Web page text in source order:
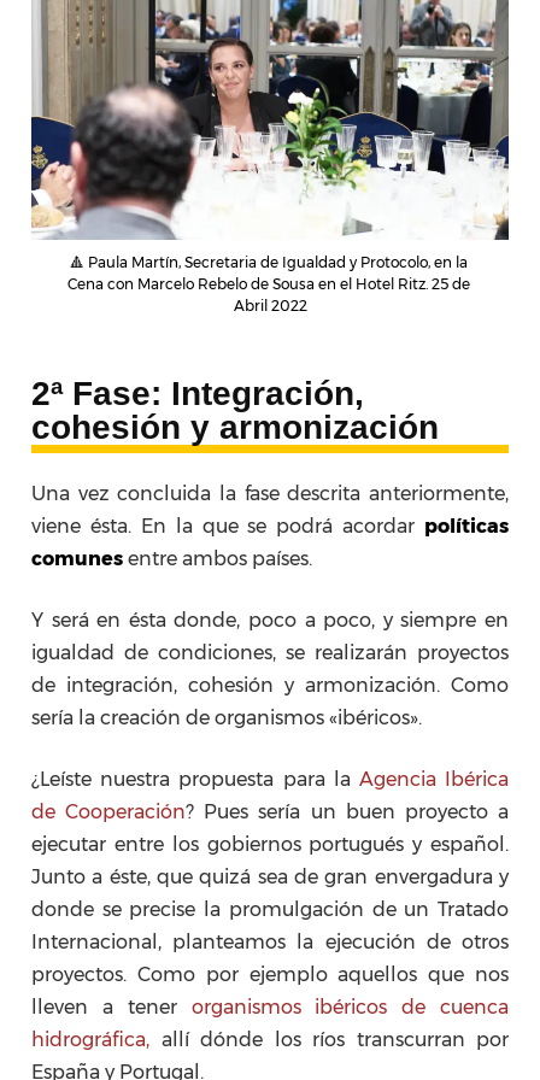
🔺 Paula Martín, Secretaria de Igualdad y Protocolo, en la
Cena con Marcelo Rebelo de Sousa en el Hotel Ritz. 25 de
Abril 2022
2ª Fase: Integración,
cohesión y armonización
Una vez concluida la fase descrita anteriormente,
viene ésta. En la que se podrá acordar políticas
comunes entre ambos países.
Y será en ésta donde, poco a poco, y siempre en
igualdad de condiciones, se realizarán proyectos
de integración, cohesión y armonización. Como
sería la creación de organismos «ibéricos».
¿Leíste nuestra propuesta para la Agencia Ibérica
de Cooperación? Pues sería un buen proyecto a
ejecutar entre los gobiernos portugués y español.
Junto a éste, que quizá sea de gran envergadura y
donde se precise la promulgación de un Tratado
Internacional, planteamos la ejecución de otros
proyectos. Como por ejemplo aquellos que nos
lleven a tener organismos ibéricos de cuenca
hidrográfica, allí dónde los ríos transcurran por
España y Portugal.